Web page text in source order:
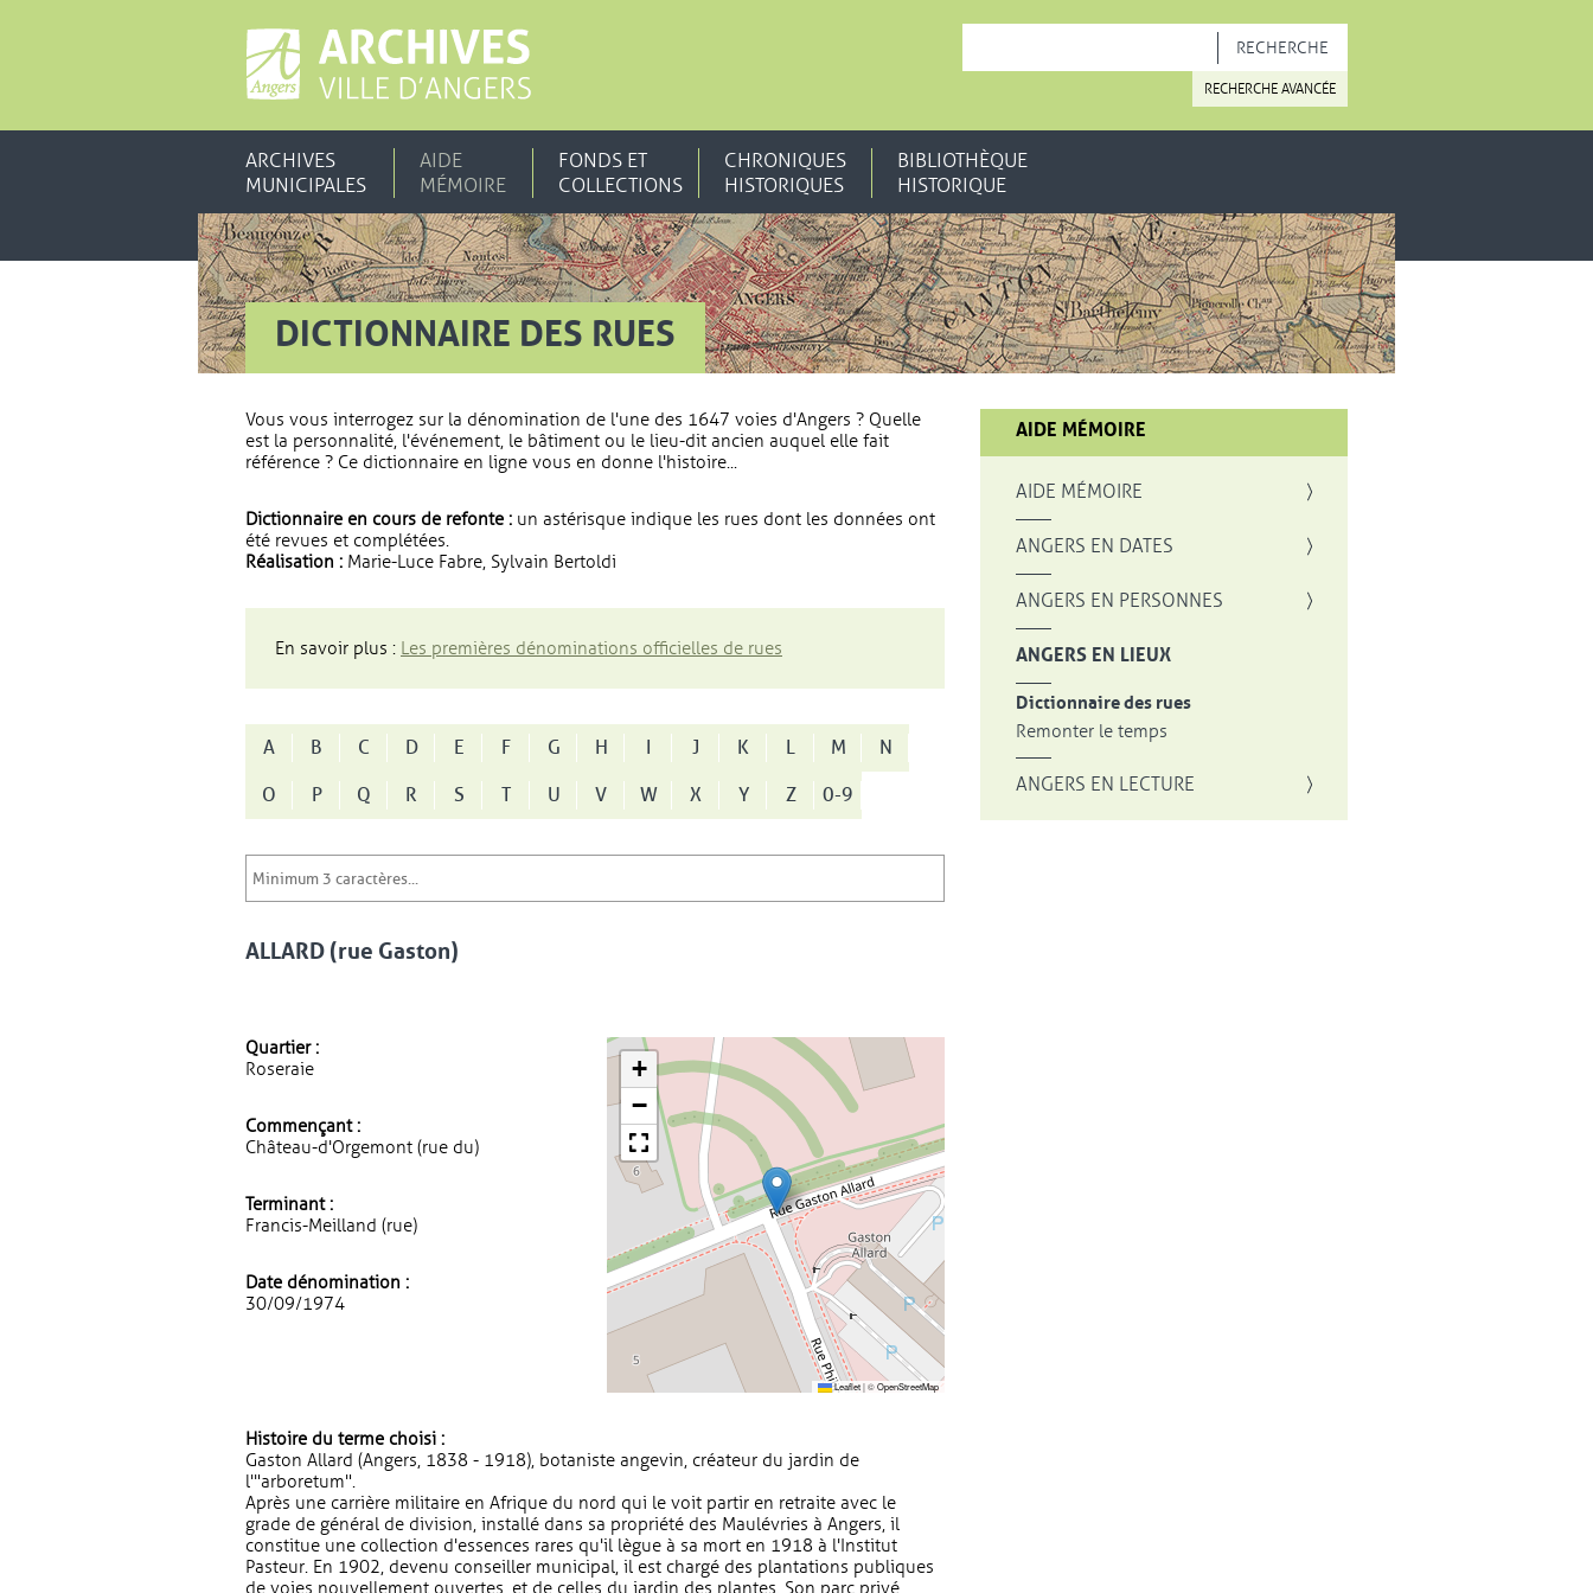
RECHERCHE AVANCÉE
ARCHIVES
MUNICIPALES
AIDE
MÉMOIRE
FONDS ET
COLLECTIONS
CHRONIQUES
HISTORIQUES
BIBLIOTHÈQUE
HISTORIQUE
DICTIONNAIRE DES RUES
Vous vous interrogez sur la dénomination de l'une des 1647 voies d'Angers ? Quelle
est la personnalité, l'événement, le bâtiment ou le lieu-dit ancien auquel elle fait
référence ? Ce dictionnaire en ligne vous en donne l'histoire...
Dictionnaire en cours de refonte : un astérisque indique les rues dont les données ont
été revues et complétées.
Réalisation : Marie-Luce Fabre, Sylvain Bertoldi
En savoir plus : Les premières dénominations officielles de rues
A B C D E F G H I J K L M
N
O
P Q R S T U V W X Y Z 0-9
ALLARD (rue Gaston)
Quartier :
Roseraie
Commençant :
Château-d'Orgemont (rue du)
Terminant :
Francis-Meilland (rue)
Date dénomination :
30/09/1974
+
−
Leaflet|©OpenStreetMap
Histoire du terme choisi :
Gaston Allard (Angers, 1838 - 1918), botaniste angevin, créateur du jardin de
l'"arboretum".
Après une carrière militaire en Afrique du nord qui le voit partir en retraite avec le
grade de général de division, installé dans sa propriété des Maulévries à Angers, il
constitue une collection d'essences rares qu'il lègue à sa mort en 1918 à l'Institut
Pasteur. En 1902, devenu conseiller municipal, il est chargé des plantations publiques
de voies nouvellement ouvertes, et de celles du jardin des plantes. Son parc privé,
AIDE MÉMOIRE
AIDE MÉMOIRE
ANGERS EN DATES
ANGERS EN PERSONNES
ANGERS EN LIEUX
Dictionnaire des rues
Remonter le temps
ANGERS EN LECTURE